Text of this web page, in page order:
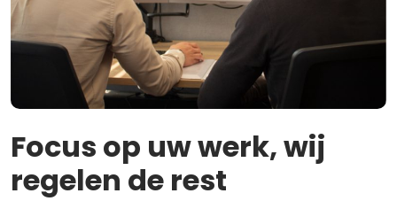
Focus op uw werk, wij
regelen de rest